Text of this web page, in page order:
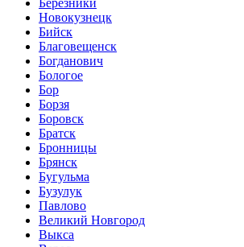
Новокузнецк
Бийск
Благовещенск
Богданович
Бологое
Бор
Борзя
Боровск
Братск
Бронницы
Брянск
Бугульма
Бузулук
Павлово
Великий Новгород
Выкса